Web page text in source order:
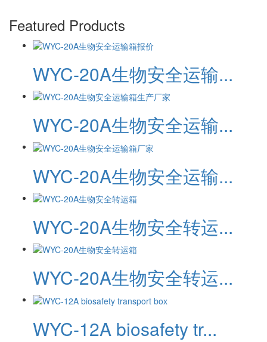
Featured Products
WYC-20A生物安全运输...
WYC-20A生物安全运输...
WYC-20A生物安全运输...
WYC-20A生物安全转运...
WYC-20A生物安全转运...
WYC-12A biosafety tr...